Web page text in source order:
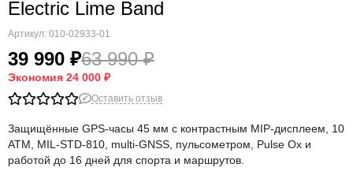
Electric Lime Band
Артикул: 010-02933-01
39 990 ₽63 990 ₽
Экономия 24 000 ₽
Оставить отзыв
Защищённые GPS-часы 45 мм с контрастным MIP-дисплеем, 10
ATM, MIL-STD-810, multi-GNSS, пульсометром, Pulse Ox и
работой до 16 дней для спорта и маршрутов.